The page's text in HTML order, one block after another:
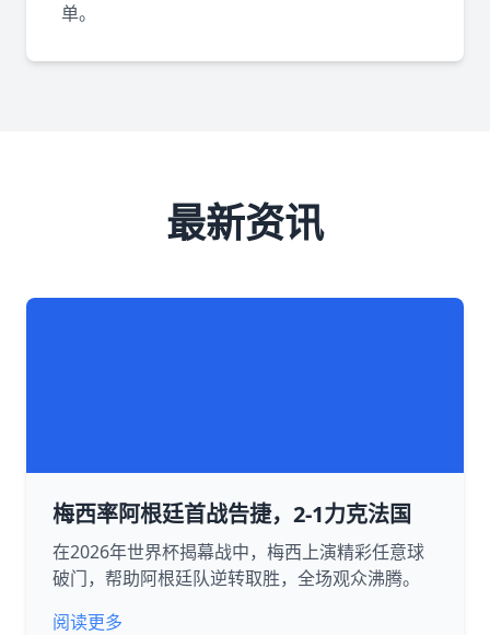
单。
最新资讯
梅西率阿根廷首战告捷，2-1力克法国
在2026年世界杯揭幕战中，梅西上演精彩任意球
破门，帮助阿根廷队逆转取胜，全场观众沸腾。
阅读更多